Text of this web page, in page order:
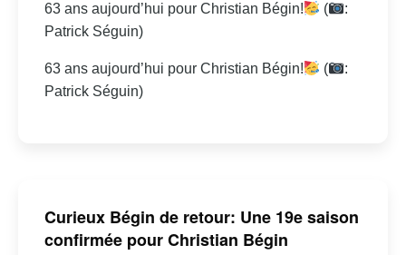
63 ans aujourd’hui pour Christian Bégin! (
:
Patrick Séguin)
63 ans aujourd’hui pour Christian Bégin! (
:
Patrick Séguin)
Curieux Bégin de retour: Une 19e saison
confirmée pour Christian Bégin